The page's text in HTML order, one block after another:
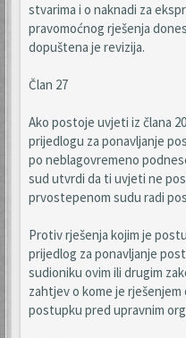
stvarima i o naknadi za
pravomoćnog rješenja
dopuštena je revizija.
Član 27
Ako postoje uvjeti iz člana
prijedlogu za ponavljanje
po neblagovremeno
sud utvrdi da ti uvjeti ne
prvostepenom sudu radi
Protiv rješenja kojim je
prijedlog za ponavljanje
sudioniku ovim ili drugim
zahtjev o kome je
postupku pred upravnim